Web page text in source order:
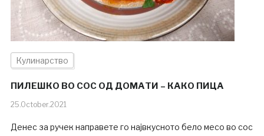
Кулинарство
ПИЛЕШКО ВО СОС ОД ДОМАТИ – КАКО ПИЦА
25.October.2021
Денес за ручек направете го највкусното бело месо во сос